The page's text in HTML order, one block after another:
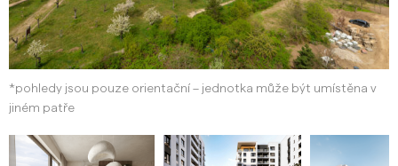
*pohledy jsou pouze orientační – jednotka může být umístěna v
jiném patře